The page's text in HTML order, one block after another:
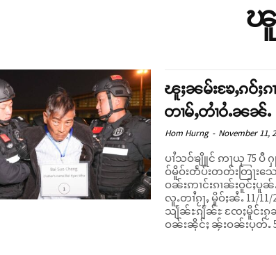
ၽူ
ၽူႈၼမ်းၶႄႇၵဝ်ႈ
တၢမ်ႇတၢႆဝႆႉၼၼ်ႉ
Hom Hurng - November 11,
ပၢႆသဝ်ၶျိူင် ဢႃယု 75 ပီ ႁူဝ်ပဝ်ႈၵဝ်ႇ ၵဝ်ႈၵၢင်ႉဢၼ်ၺႃးၶႄႇတီႉၺွပ်းဢ
ဝ်မိူဝ်းတႅပ်းတတ်းတြႃးသေ
ဝၼ်းဢၢင်းၵၢၼ်းဝူင်ႈပူ
လူႉတၢႆၵႂႃႇ မိူဝ်ႈၼႆႉ 11/11/2025 ယဝ်ႉဝႃႈ
သျႅၼ်ႊၵျႅၼ်ႊ ၸႄႈမိူင်း
ဝၼ်းၼိုင်ႈ ၼႂ်းဝၼ်းပုတ်ႉ